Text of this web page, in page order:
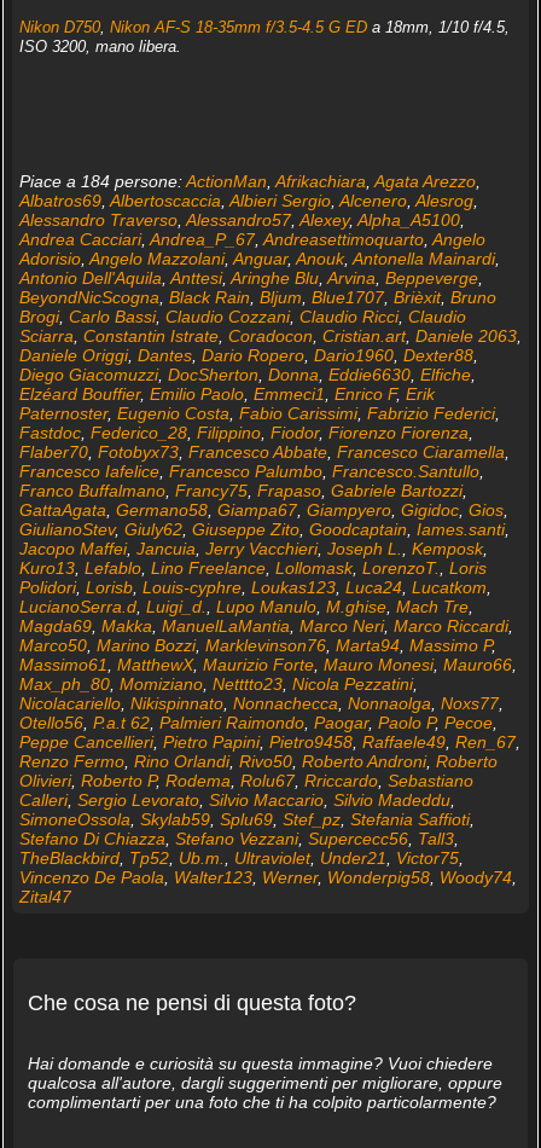
Nikon D750, Nikon AF-S 18-35mm f/3.5-4.5 G EDa 18mm, 1/10 f/4.5,
ISO 3200, mano libera.
Piace a 184 persone:ActionMan,Afrikachiara,Agata Arezzo,
Albatros69,Albertoscaccia,Albieri Sergio,Alcenero,Alesrog,
Alessandro Traverso,Alessandro57,Alexey,Alpha_A5100,
Andrea Cacciari,Andrea_P_67,Andreasettimoquarto,Angelo
Adorisio,Angelo Mazzolani,Anguar,Anouk,Antonella Mainardi,
Antonio Dell'Aquila,Anttesi,Aringhe Blu,Arvina, Beppeverge,
BeyondNicScogna, Black Rain, Bljum, Blue1707, Brièxit, Bruno
Brogi, Carlo Bassi, Claudio Cozzani, Claudio Ricci, Claudio
Sciarra, Constantin Istrate, Coradocon, Cristian.art, Daniele 2063,
Daniele Origgi, Dantes, Dario Ropero, Dario1960, Dexter88,
Diego Giacomuzzi, DocSherton, Donna, Eddie6630, Elfiche,
Elzéard Bouffier, Emilio Paolo, Emmeci1, Enrico F, Erik
Paternoster, Eugenio Costa, Fabio Carissimi, Fabrizio Federici,
Fastdoc, Federico_28, Filippino, Fiodor, Fiorenzo Fiorenza,
Flaber70, Fotobyx73, Francesco Abbate, Francesco Ciaramella,
Francesco Iafelice, Francesco Palumbo, Francesco.Santullo,
Franco Buffalmano, Francy75, Frapaso, Gabriele Bartozzi,
GattaAgata, Germano58, Giampa67, Giampyero, Gigidoc, Gios,
GiulianoStev, Giuly62, Giuseppe Zito, Goodcaptain, Iames.santi,
Jacopo Maffei, Jancuia, Jerry Vacchieri, Joseph L., Kemposk,
Kuro13, Lefablo, Lino Freelance, Lollomask, LorenzoT., Loris
Polidori, Lorisb, Louis-cyphre, Loukas123, Luca24, Lucatkom,
LucianoSerra.d, Luigi_d., Lupo Manulo, M.ghise, Mach Tre,
Magda69, Makka, ManuelLaMantia, Marco Neri, Marco Riccardi,
Marco50, Marino Bozzi, Marklevinson76, Marta94, Massimo P,
Massimo61, MatthewX, Maurizio Forte, Mauro Monesi, Mauro66,
Max_ph_80, Momiziano, Netttto23, Nicola Pezzatini,
Nicolacariello, Nikispinnato, Nonnachecca, Nonnaolga, Noxs77,
Otello56, P.a.t 62, Palmieri Raimondo, Paogar, Paolo P, Pecoe,
Peppe Cancellieri, Pietro Papini, Pietro9458, Raffaele49, Ren_67,
Renzo Fermo, Rino Orlandi, Rivo50, Roberto Androni, Roberto
Olivieri, Roberto P, Rodema, Rolu67, Rriccardo, Sebastiano
Calleri, Sergio Levorato, Silvio Maccario, Silvio Madeddu,
SimoneOssola, Skylab59, Splu69, Stef_pz, Stefania Saffioti,
Stefano Di Chiazza, Stefano Vezzani, Supercecc56, Tall3,
TheBlackbird, Tp52, Ub.m., Ultraviolet, Under21, Victor75,
Vincenzo De Paola, Walter123, Werner, Wonderpig58, Woody74,
Zital47
Che cosa ne pensi di questa foto?
Hai domande e curiosità su questa immagine? Vuoi chiedere
qualcosa all'autore, dargli suggerimenti per migliorare, oppure
complimentarti per una foto che ti ha colpito particolarmente?